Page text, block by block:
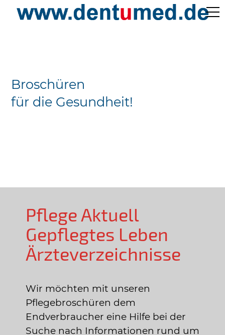
Ärzteverzeichnisse
Broschüren
für die Gesundheit!
Pflege Aktuell
Gepflegtes Leben
Ärzteverzeichnisse
Wir möchten mit unseren
Pflegebroschüren dem
Endverbraucher eine Hilfe bei der
Suche nach Informationen rund um